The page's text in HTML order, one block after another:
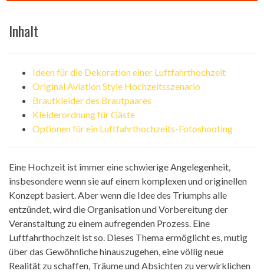
Inhalt
Ideen für die Dekoration einer Luftfahrthochzeit
Original Aviation Style Hochzeitsszenario
Brautkleider des Brautpaares
Kleiderordnung für Gäste
Optionen für ein Luftfahrthochzeits-Fotoshooting
Eine Hochzeit ist immer eine schwierige Angelegenheit,
insbesondere wenn sie auf einem komplexen und originellen
Konzept basiert. Aber wenn die Idee des Triumphs alle
entzündet, wird die Organisation und Vorbereitung der
Veranstaltung zu einem aufregenden Prozess. Eine
Luftfahrthochzeit ist so. Dieses Thema ermöglicht es, mutig
über das Gewöhnliche hinauszugehen, eine völlig neue
Realität zu schaffen, Träume und Absichten zu verwirklichen